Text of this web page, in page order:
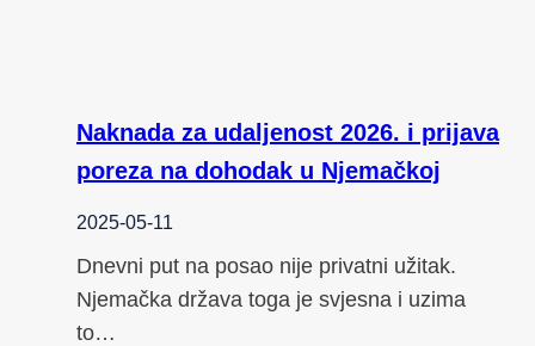
Naknada za udaljenost 2026. i prijava
poreza na dohodak u Njemačkoj
2025-05-11
Dnevni put na posao nije privatni užitak.
Njemačka država toga je svjesna i uzima
to…